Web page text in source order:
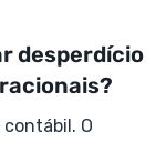
desperdício
O